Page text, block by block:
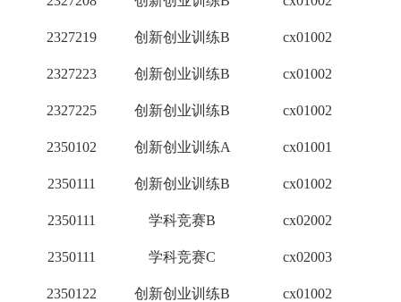
2327219 创新创业训练B cx01002
2327223 创新创业训练B cx01002
2327225 创新创业训练B cx01002
2350102 创新创业训练A cx01001
2350111 创新创业训练B cx01002
2350111 学科竞赛B cx02002
2350111 学科竞赛C cx02003
2350122 创新创业训练B cx01002